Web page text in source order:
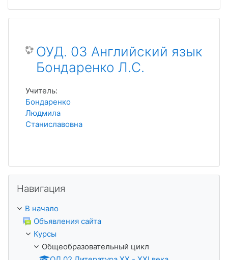
ОУД. 03 Английский язык
Бондаренко Л.С.
Учитель:
Бондаренко
Людмила
Станиславовна
Навигация
В начало
Объявления сайта
Курсы
Общеобразовательный цикл